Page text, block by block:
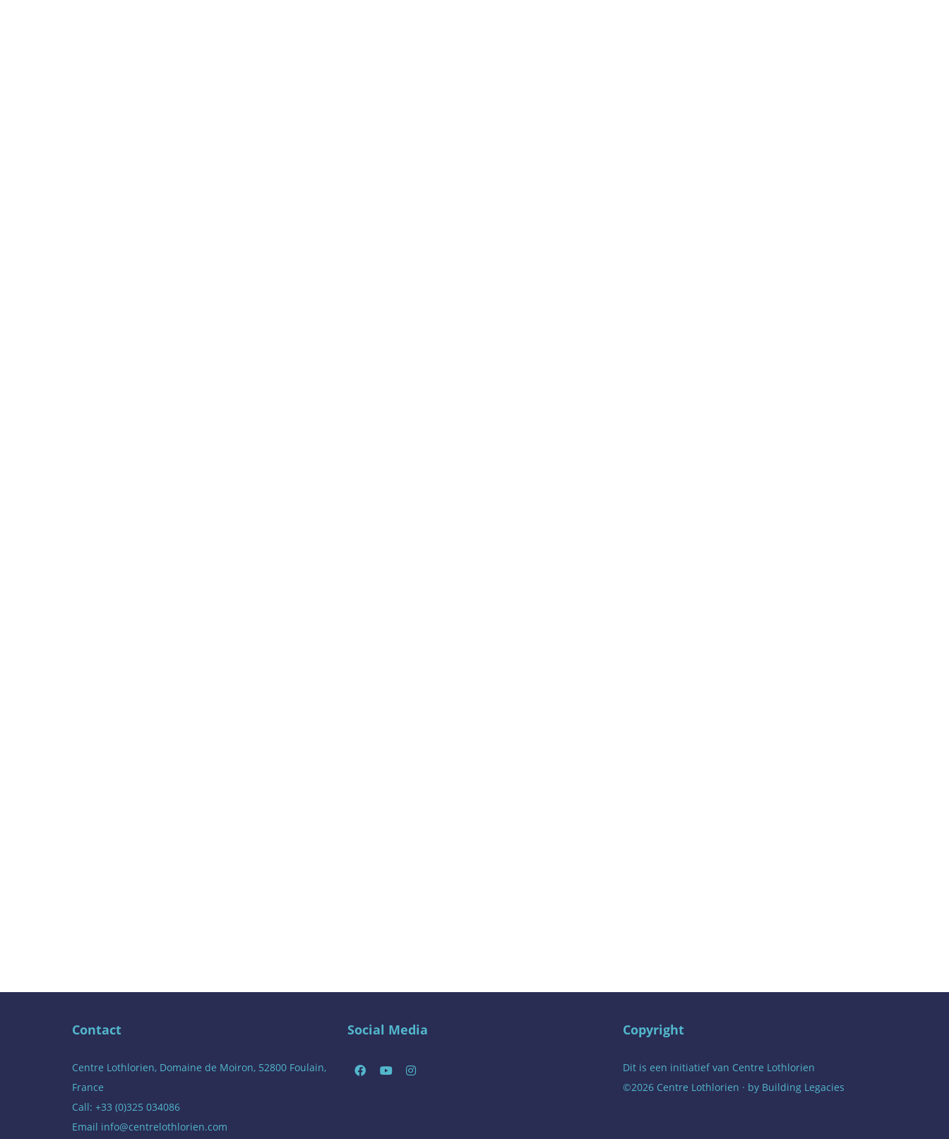
Contact
Centre Lothlorien, Domaine de Moiron, 52800 Foulain,
France
Call: +33 (0)325 034086
Email info@centrelothlorien.com
Social Media Copyright
Dit is een initiatief van Centre Lothlorien
©2026 Centre Lothlorien · by Building Legacies